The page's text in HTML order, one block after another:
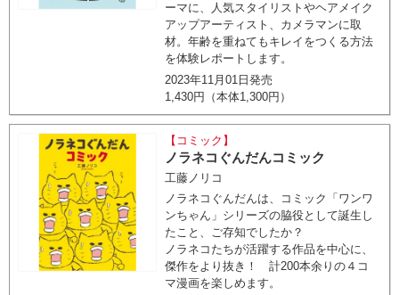
ーマに、人気スタイリストやヘアメイク
アップアーティスト、カメラマンに取
材。年齢を重ねてもキレイをつくる方法
を体験レポートします。
2023年11月01日発売
1,430円（本体1,300円）
【コミック】
ノラネコぐんだんコミック
工藤ノリコ
ノラネコぐんだんは、コミック「ワンワ
ンちゃん」シリーズの脇役として誕生し
たこと、ご存知でしたか？
ノラネコたちが活躍する作品を中心に、
傑作をより抜き！ 計200本余りの４コ
マ漫画を楽しめます。